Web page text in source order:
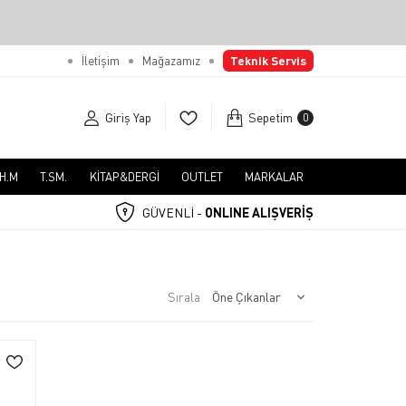
İletişim Mağazamız Teknik Servis
Giriş Yap Sepetim 0
T.SM. KİTAP&DERGİ OUTLET MARKALAR
GÜVENLİ - ONLINE ALIŞVERİŞ
Sırala